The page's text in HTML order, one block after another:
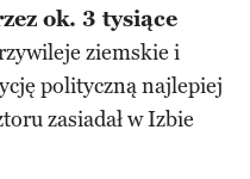
ok. 3 tysiące
ziemskie i
polityczną najlepiej
zasiadał w Izbie